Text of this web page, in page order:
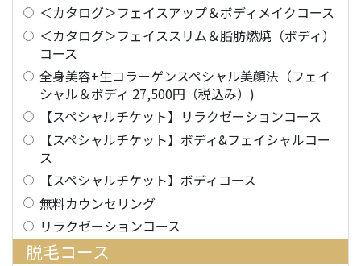
＜カタログ＞フェイスアップ＆ボディメイクコース
＜カタログ＞フェイススリム＆脂肪燃焼（ボディ）
コース
全身美容+生コラーゲンスペシャル美顔法（フェイ
シャル＆ボディ 27,500円（税込み）)
【スペシャルチケット】リラクゼーションコース
【スペシャルチケット】ボディ&フェイシャルコー
ス
【スペシャルチケット】ボディコース
無料カウンセリング
リラクゼーションコース
脱毛コース